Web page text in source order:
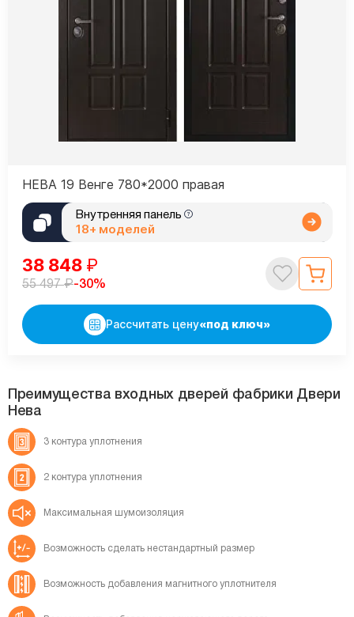
НЕВА 19 Венге 780*2000 правая
Внутренняя панель
18+ моделей
38 848 ₽
55 497₽-30%
Рассчитать цену«под ключ»
Преимущества входных дверей фабрики Двери
Нева
3 контура уплотнения
2 контура уплотнения
Максимальная шумоизоляция
Возможность сделать нестандартный размер
Возможность добавления магнитного уплотнителя